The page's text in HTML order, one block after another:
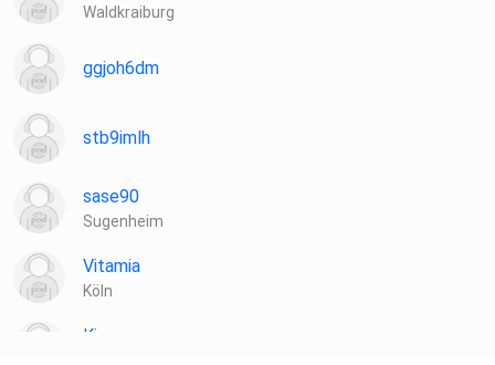
Waldkraiburg
ggjoh6dm
stb9imlh
sase90
Sugenheim
Vitamia
Köln
Kiannn